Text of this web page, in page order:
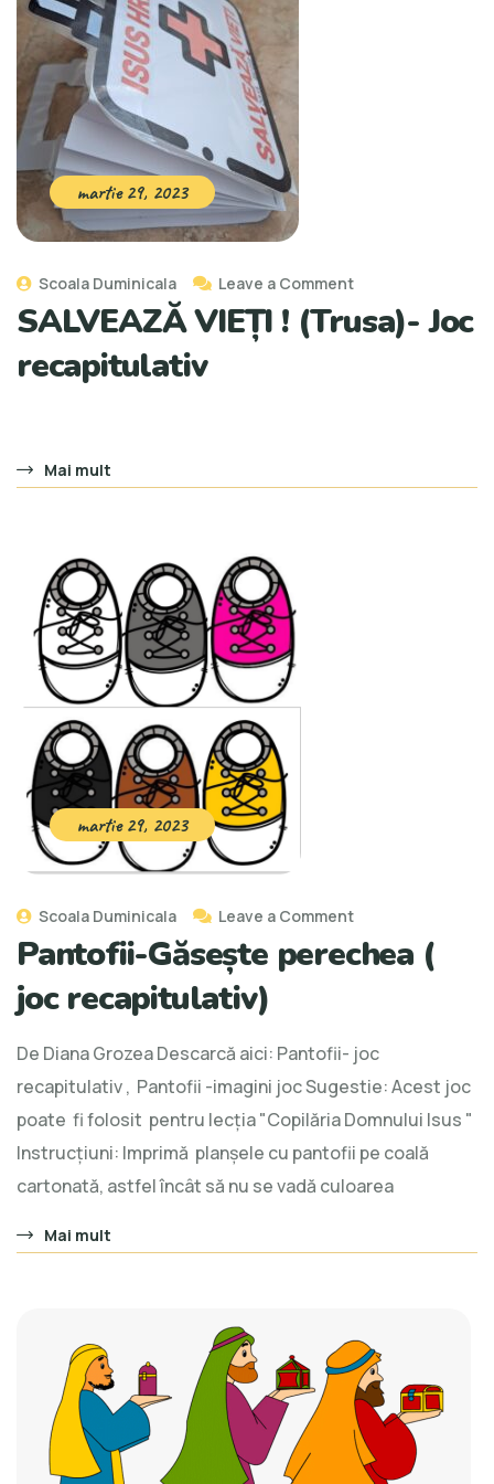
martie 29, 2023
Scoala Duminicala Leave a Comment
SALVEAZĂ VIEȚI ! (Trusa)- Joc
recapitulativ
Mai mult
martie 29, 2023
Scoala Duminicala Leave a Comment
Pantofii-Găsește perechea (
joc recapitulativ)
De Diana Grozea Descarcă aici: Pantofii- joc
recapitulativ , Pantofii -imagini joc Sugestie: Acest joc
poate fi folosit pentru lecția "Copilăria Domnului Isus "
Instrucțiuni: Imprimă planșele cu pantofii pe coală
cartonată, astfel încât să nu se vadă culoarea
Mai mult